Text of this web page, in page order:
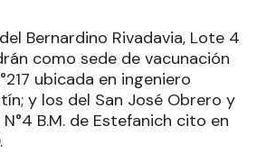
Bernardino Rivadavia, Lote 4
como sede de vacunación
ubicada en ingeniero
y los del San José Obrero y
B.M. de Estefanich cito en